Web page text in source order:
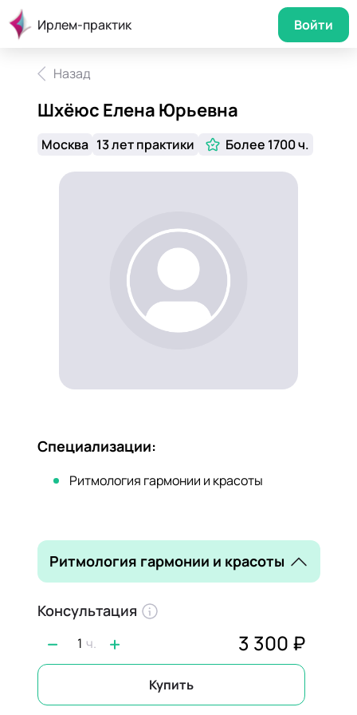
Ирлем-практик Войти
Назад
Шхёюс Елена Юрьевна
Москва 13 лет практики Более 1700 ч.
Специализации:
Ритмология гармонии и красоты
Ритмология гармонии и красоты
Консультация
1 3 300 ₽
Купить